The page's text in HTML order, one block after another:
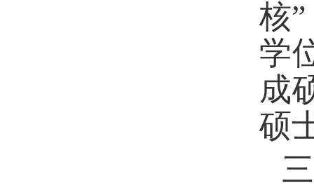
核
学
成
硕